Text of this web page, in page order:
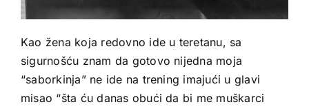
Kao žena koja redovno ide u teretanu, sa
sigurnošću znam da gotovo nijedna moja
“saborkinja” ne ide na trening imajući u glavi
misao “šta ću danas obući da bi me muškarci